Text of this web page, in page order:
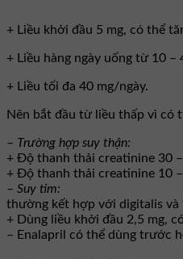
+ Liều khởi đầu 5 mg, có thể
+ Liều hàng ngày uống từ 10 –
+ Liều tối đa 40 mg/ngày.
Nên bắt đầu từ liều thấp vì có
– Trường hợp suy thận:
+ Độ thanh thải creatinine 30
+ Độ thanh thải creatinine 10
– Suy tim:
thường kết hợp với digitalis và
+ Dùng liều khởi đầu 2,5 mg,
– Enalapril có thể dùng trước